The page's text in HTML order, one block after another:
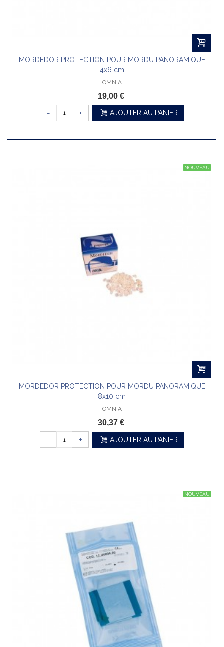
MORDEDOR PROTECTION POUR MORDU PANORAMIQUE
4x6 cm
OMNIA
19,00 €
- + AJOUTER AU PANIER
NOUVEAU
MORDEDOR PROTECTION POUR MORDU PANORAMIQUE
8x10 cm
OMNIA
30,37 €
- + AJOUTER AU PANIER
NOUVEAU